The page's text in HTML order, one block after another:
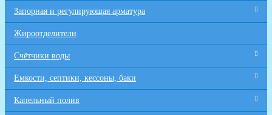
Запорная и регулирующая арматура
Жироотделители
Счётчики воды
Емкости, септики, кессоны, баки
Капельный полив